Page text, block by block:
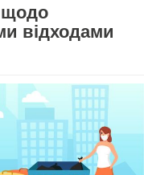
щодо
відходами